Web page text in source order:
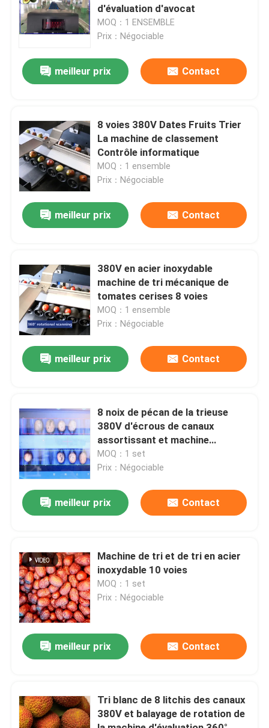
Produits
Vidéos
VR Show
Visite d'usine
Contrôle de qualité
Contactez-nous
Trieuse de dates
d'évaluation d'avocat
MOQ：1 ENSEMBLE
Prix：Négociable
meilleur prix Contact
8 voies 380V Dates Fruits Trier
La machine de classement
Contrôle informatique
MOQ：1 ensemble
Prix：Négociable
meilleur prix Contact
380V en acier inoxydable
machine de tri mécanique de
tomates cerises 8 voies
MOQ：1 ensemble
Prix：Négociable
meilleur prix Contact
8 noix de pécan de la trieuse
380V d'écrous de canaux
assortissant et machine
d'évaluation
MOQ：1 set
Prix：Négociable
meilleur prix Contact
Machine de tri et de tri en acier
inoxydable 10 voies
MOQ：1 set
Prix：Négociable
meilleur prix Contact
Tri blanc de 8 litchis des canaux
380V et balayage de rotation de